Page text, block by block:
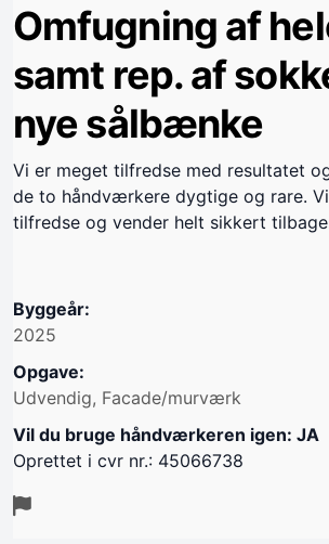
Omfugning af
samt rep. af
nye sålbænke
Vi er meget tilfredse med resultatet
de to håndværkere dygtige og rare.
tilfredse og vender helt sikkert
Byggeår:
2025
Opgave:
Udvendig, Facade/murværk
Vil du bruge håndværkeren igen: JA
Oprettet i cvr nr.: 45066738